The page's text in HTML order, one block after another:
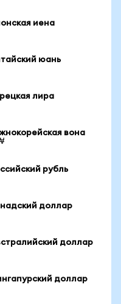
иена
юань
лира
вона
рубль
доллар
доллар
доллар